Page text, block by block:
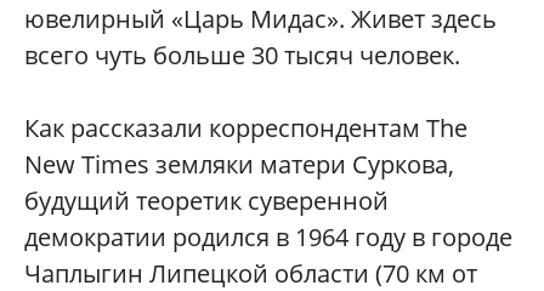
ювелирный «Царь Мидас». Живет здесь
всего чуть больше 30 тысяч человек.
Как рассказали корреспондентам The
New Times земляки матери Суркова,
будущий теоретик суверенной
демократии родился в 1964 году в городе
Чаплыгин Липецкой области (70 км от